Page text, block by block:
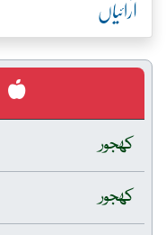
آرائیاں
کھجور
کھجور